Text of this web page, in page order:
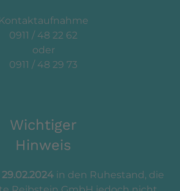
Kontaktaufnahme
0911 / 48 22 62
oder
0911 / 48 29 73
Wichtiger
Hinweis
29.02.2024in den Ruhestand, die